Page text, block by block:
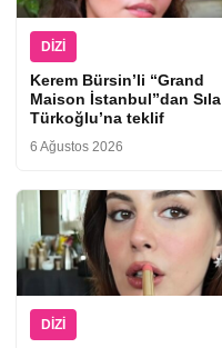
DIZI
Kerem Bürsin’li “Grand
Maison İstanbul”dan Sıla
Türkoğlu’na teklif
6 Ağustos 2026
DIZI